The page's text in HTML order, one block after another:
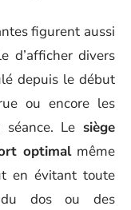
figurent aussi
d’afficher divers
depuis le début
ou encore les
Le siège
optimalmême
en évitant toute
du dos ou des